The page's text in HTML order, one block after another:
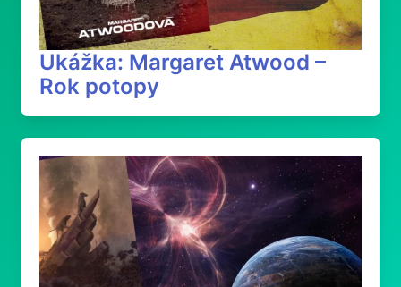
Ukážka: Margaret Atwood –
Rok potopy